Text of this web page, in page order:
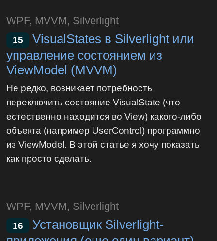
WPF, MVVM, Silverlight
15
VisualStates в Silverlight или
управление состоянием из
ViewModel (MVVM)
Не редко, возникает потребность
переключить состояние VisualState (что
естественно находится во View) какого-либо
объекта (например UserControl) программно
из ViewModel. В этой статье я хочу показать
как просто cделать.
WPF, MVVM, Silverlight
16
Установщик Silverlight-